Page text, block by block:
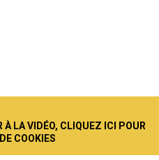
À LA VIDÉO, CLIQUEZ ICI POUR
COOKIES